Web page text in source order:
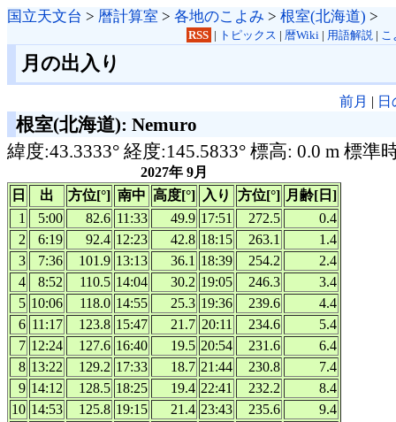
国立天文台 > 暦計算室 > 各地のこよみ > 根室(北海道) >
RSS | トピックス | 暦Wiki| 用語解説| こ
月の出入り
前月 |
根室(北海道): Nemuro
緯度:43.3333° 経度:145.5833° 標高: 0.0 m 標準
2027年 9月
日
出 方位[°] 南中 高度[°] 入り 方位[°] 月齢[日]
1
5:00 82.6 11:33 49.9 17:51 272.5
0.4
2
6:19 92.4 12:23 42.8 18:15 263.1
1.4
3
7:36 101.9 13:13 36.1 18:39 254.2
2.4
4
8:52 110.5 14:04 30.2 19:05 246.3
3.4
5 10:06 118.0 14:55 25.3 19:36 239.6
4.4
6 11:17 123.8 15:47 21.7 20:11 234.6
5.4
7 12:24 127.6 16:40 19.5 20:54 231.6
6.4
8 13:22 129.2 17:33 18.7 21:44 230.8
7.4
9 14:12 128.5 18:25 19.4 22:41 232.2
8.4
10 14:53 125.8 19:15 21.4 23:43 235.6
9.4